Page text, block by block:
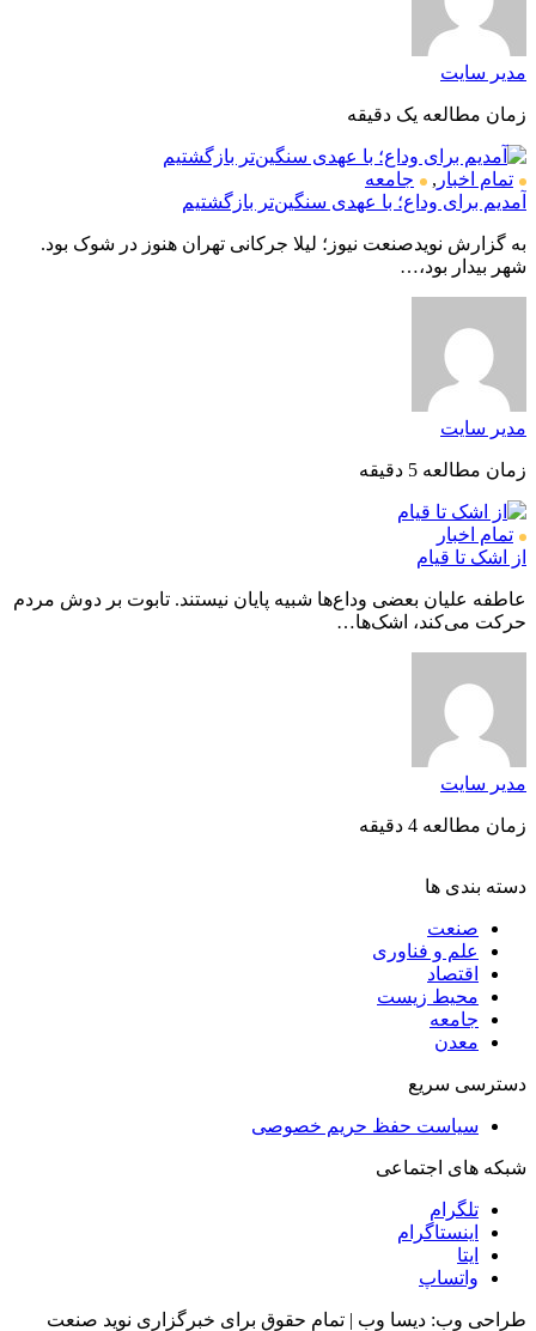
مدیر سایت
زمان مطالعه یک دقیقه
تمام اخبار ,
جامعه
آمدیم برای وداع؛ با عهدی سنگین‌تر بازگشتیم
به گزارش نویدصنعت نیوز؛ لیلا جرکانی تهران هنوز در شوک بود.
شهر بیدار بود،…
مدیر سایت
زمان مطالعه 5 دقیقه
تمام اخبار
از اشک تا قیام
عاطفه علیان بعضی وداع‌ها شبیه پایان نیستند. تابوت بر دوش مردم
حرکت می‌کند، اشک‌ها…
مدیر سایت
زمان مطالعه 4 دقیقه
دسته بندی ها
صنعت
علم و فناوری
اقتصاد
محیط زیست
جامعه
معدن
دسترسی سریع
سیاست حفظ حریم خصوصی
شبکه های اجتماعی
تلگرام
اینستاگرام
ایتا
واتساپ
طراحی وب: دیسا وب | تمام حقوق برای خبرگزاری نوید صنعت